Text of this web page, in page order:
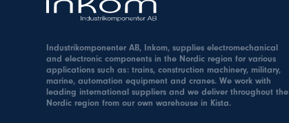
Industrikomponenter AB, Inkom, supplies electromechanical
and electronic components in the Nordic region for various
applications such as: trains, construction machinery, military,
marine, automation equipment and cranes. We work with
leading international suppliers and we deliver throughout the
Nordic region from our own warehouse in Kista.